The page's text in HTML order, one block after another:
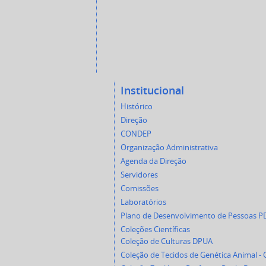
Institucional
Histórico
Direção
CONDEP
Organização Administrativa
Agenda da Direção
Servidores
Comissões
Laboratórios
Plano de Desenvolvimento de Pessoas
Coleções Científicas
Coleção de Culturas DPUA
Coleção de Tecidos de Genética Animal -